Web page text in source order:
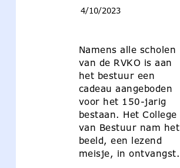
4/10/2023
Namens alle scholen
van de RVKO is aan
het bestuur een
cadeau aangeboden
voor het 150-jarig
bestaan. Het College
van Bestuur nam het
beeld, een lezend
meisje, in ontvangst.